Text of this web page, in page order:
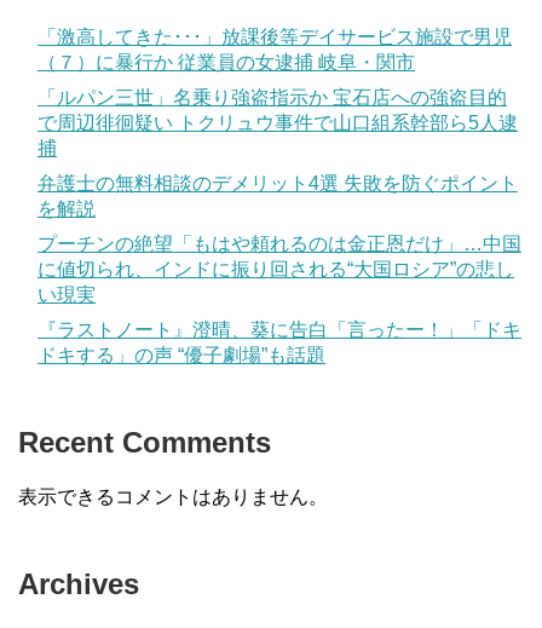
「激高してきた･･･」放課後等デイサービス施設で男児
（７）に暴行か 従業員の女逮捕 岐阜・関市
「ルパン三世」名乗り強盗指示か 宝石店への強盗目的
で周辺徘徊疑い トクリュウ事件で山口組系幹部ら5人逮
捕
弁護士の無料相談のデメリット4選 失敗を防ぐポイント
を解説
プーチンの絶望「もはや頼れるのは金正恩だけ」…中国
に値切られ、インドに振り回される“大国ロシア”の悲し
い現実
『ラストノート』澄晴、葵に告白「言ったー！」「ドキ
ドキする」の声 “優子劇場”も話題
Recent Comments
表示できるコメントはありません。
Archives